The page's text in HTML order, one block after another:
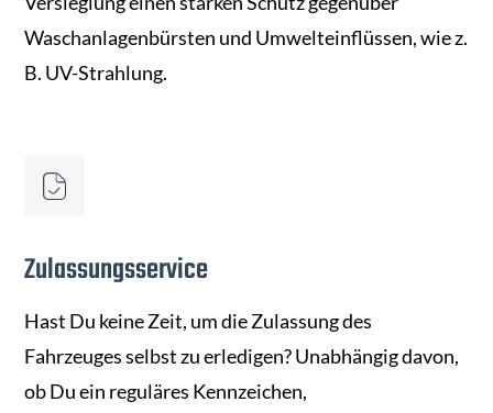
Waschanlagenbürsten und Umwelteinflüssen, wie z.
B. UV-Strahlung.
Zulassungsservice
Hast Du keine Zeit, um die Zulassung des
Fahrzeuges selbst zu erledigen? Unabhängig davon,
ob Du ein reguläres Kennzeichen,